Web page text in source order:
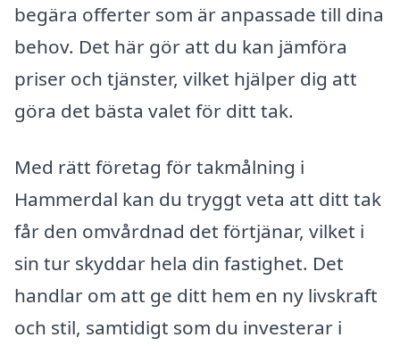
begära offerter som är anpassade till dina
behov. Det här gör att du kan jämföra
priser och tjänster, vilket hjälper dig att
göra det bästa valet för ditt tak.
Med rätt företag för takmålning i
Hammerdal kan du tryggt veta att ditt tak
får den omvårdnad det förtjänar, vilket i
sin tur skyddar hela din fastighet. Det
handlar om att ge ditt hem en ny livskraft
och stil, samtidigt som du investerar i